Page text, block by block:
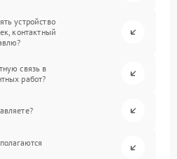
устройство
контактный
связь в
работ?